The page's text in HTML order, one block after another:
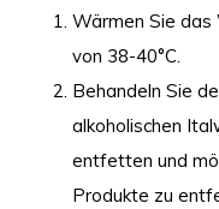
Wärmen Sie
von 38-40°C.
Behandeln Sie
alkoholischen
entfetten und
Produkte zu